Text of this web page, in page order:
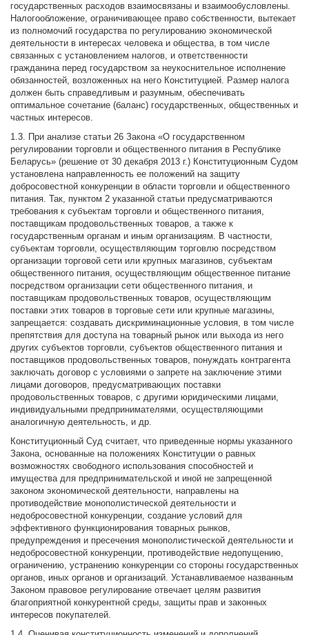
государственных расходов взаимосвязаны и взаимообусловлены.
Налогообложение, ограничивающее право собственности, вытекает
из полномочий государства по регулированию экономической
деятельности в интересах человека и общества, в том числе
связанных с установлением налогов, и ответственности
гражданина перед государством за неукоснительное исполнение
обязанностей, возложенных на него Конституцией. Размер налога
должен быть справедливым и разумным, обеспечивать
оптимальное сочетание (баланс) государственных, общественных и
частных интересов.
1.3. При анализе статьи 26 Закона «О государственном
регулировании торговли и общественного питания в Республике
Беларусь» (решение от 30 декабря 2013 г.) Конституционным Судом
установлена направленность ее положений на защиту
добросовестной конкуренции в области торговли и общественного
питания. Так, пунктом 2 указанной статьи предусматриваются
требования к субъектам торговли и общественного питания,
поставщикам продовольственных товаров, а также к
государственным органам и иным организациям. В частности,
субъектам торговли, осуществляющим торговлю посредством
организации торговой сети или крупных магазинов, субъектам
общественного питания, осуществляющим общественное питание
посредством организации сети общественного питания, и
поставщикам продовольственных товаров, осуществляющим
поставки этих товаров в торговые сети или крупные магазины,
запрещается: создавать дискриминационные условия, в том числе
препятствия для доступа на товарный рынок или выхода из него
других субъектов торговли, субъектов общественного питания и
поставщиков продовольственных товаров, понуждать контрагента
заключать договор с условиями о запрете на заключение этими
лицами договоров, предусматривающих поставки
продовольственных товаров, с другими юридическими лицами,
индивидуальными предпринимателями, осуществляющими
аналогичную деятельность, и др.
Конституционный Суд считает, что приведенные нормы указанного
Закона, основанные на положениях Конституции о равных
возможностях свободного использования способностей и
имущества для предпринимательской и иной не запрещенной
законом экономической деятельности, направлены на
противодействие монополистической деятельности и
недобросовестной конкуренции, создание условий для
эффективного функционирования товарных рынков,
предупреждения и пресечения монополистической деятельности и
недобросовестной конкуренции, противодействие недопущению,
ограничению, устранению конкуренции со стороны государственных
органов, иных органов и организаций. Устанавливаемое названным
Законом правовое регулирование отвечает целям развития
благоприятной конкурентной среды, защиты прав и законных
интересов покупателей.